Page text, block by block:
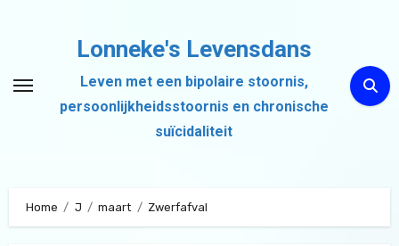
inhoud
Lonneke's Levensdans
Leven met een bipolaire stoornis,
persoonlijkheidsstoornis en chronische
suïcidaliteit
Home J maart Zwerfafval